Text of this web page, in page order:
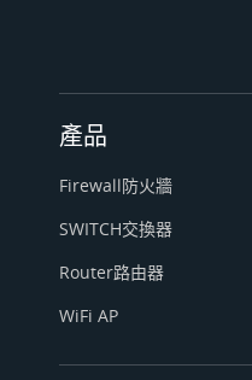
產品
Firewall防火牆
SWITCH交換器
Router路由器
WiFi AP